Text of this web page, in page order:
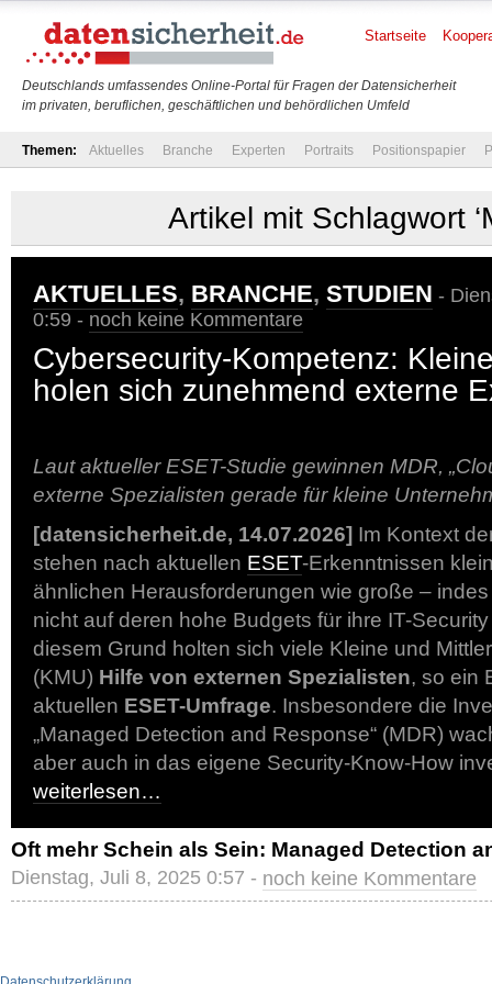
Deutschlands umfassendes Online-Portal für Fragen der Datensicherheit
im privaten, beruflichen, geschäftlichen und behördlichen Umfeld
Startseite
Themen: Aktuelles Branche Experten Portraits Positionspapier
Artikel mit Schlagwort
AKTUELLES, BRANCHE, STUDIEN -
0:59 - noch keine Kommentare
Cybersecurity-Kompetenz:
holen sich zunehmend externe
Laut aktueller ESET-Studie gewinnen MDR,
externe Spezialisten gerade für kleine
[datensicherheit.de, 14.07.2026] Im Kontext
stehen nach aktuellen ESET-Erkenntnissen
ähnlichen Herausforderungen wie große –
nicht auf deren hohe Budgets für ihre IT-
diesem Grund holten sich viele Kleine und
(KMU) Hilfe von externen Spezialisten, so ein
aktuellen ESET-Umfrage. Insbesondere die
„Managed Detection and Response“ (MDR)
aber auch in das eigene Security-Know-How
weiterlesen…
Oft mehr Schein als Sein: Managed Detection
Dienstag, Juli 8, 2025 0:57 - noch keine Kommentare